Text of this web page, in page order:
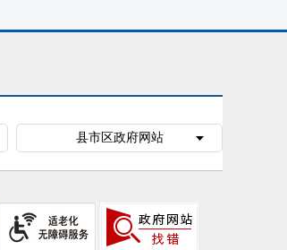
县市区政府网站